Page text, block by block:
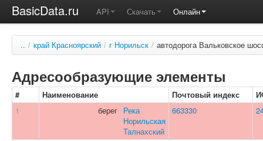
BasicData.ru API Скачать Онлайн
.. / край Красноярский / г Норильск / автодорога Вальковское
Адресообразующие элементы
# Наименование Почтовый индекс
1
берег Река
Норильская
Талнахский
663330